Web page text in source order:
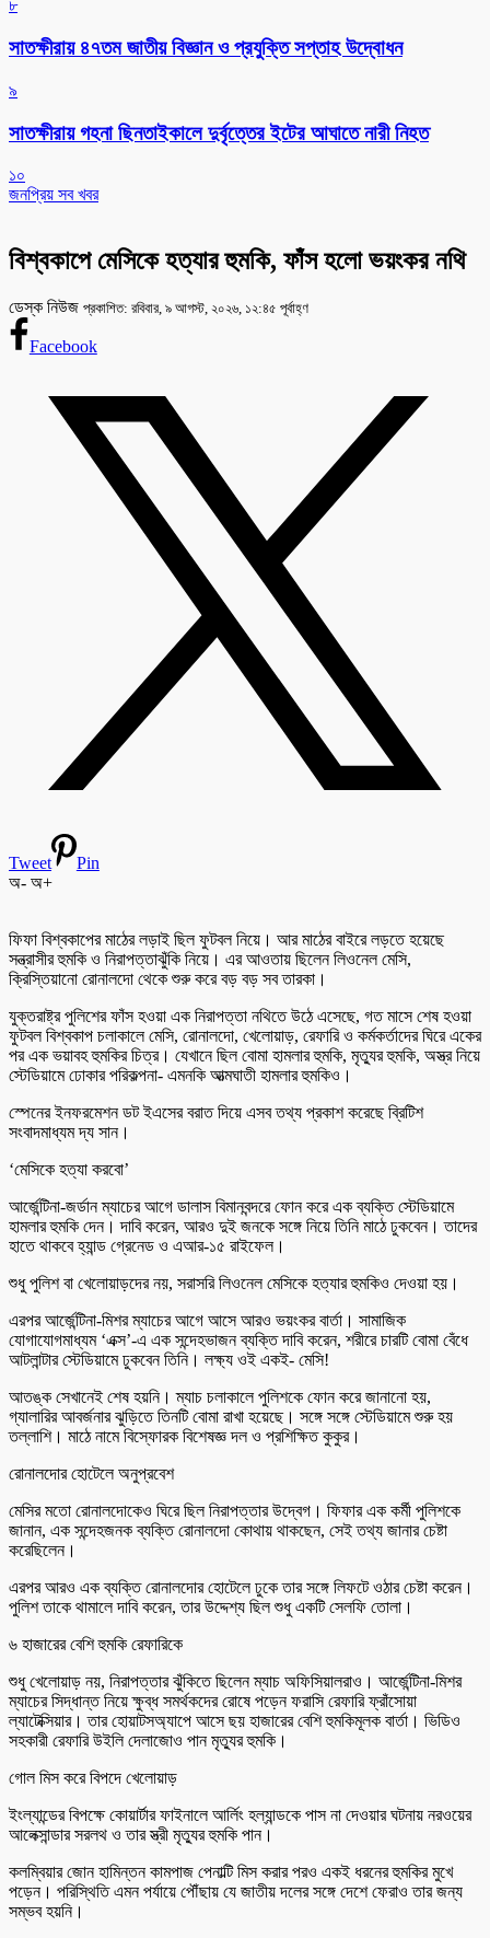
৮
সাতক্ষীরায় ৪৭তম জাতীয় বিজ্ঞান ও প্রযুক্তি সপ্তাহ উদ্বোধন
৯
সাতক্ষীরায় গহনা ছিনতাইকালে দুর্বৃত্তের ইটের আঘাতে নারী নিহত
১০
জনপ্রিয় সব খবর
বিশ্বকাপে মেসিকে হত্যার হুমকি, ফাঁস হলো ভয়ংকর নথি
ডেস্ক নিউজ প্রকাশিত: রবিবার, ৯ আগস্ট, ২০২৬, ১২:৪৫ পূর্বাহ্ণ
Facebook
Tweet
Pin
অ- অ+
ফিফা বিশ্বকাপের মাঠের লড়াই ছিল ফুটবল নিয়ে। আর মাঠের বাইরে লড়তে হয়েছে
সন্ত্রাসীর হুমকি ও নিরাপত্তাঝুঁকি নিয়ে। এর আওতায় ছিলেন লিওনেল মেসি,
ক্রিস্তিয়ানো রোনালদো থেকে শুরু করে বড় বড় সব তারকা।
যুক্তরাষ্ট্র পুলিশের ফাঁস হওয়া এক নিরাপত্তা নথিতে উঠে এসেছে, গত মাসে শেষ হওয়া
ফুটবল বিশ্বকাপ চলাকালে মেসি, রোনালদো, খেলোয়াড়, রেফারি ও কর্মকর্তাদের ঘিরে একের
পর এক ভয়াবহ হুমকির চিত্র। যেখানে ছিল বোমা হামলার হুমকি, মৃত্যুর হুমকি, অস্ত্র নিয়ে
স্টেডিয়ামে ঢোকার পরিকল্পনা- এমনকি আত্মঘাতী হামলার হুমকিও।
স্পেনের ইনফরমেশন ডট ইএসের বরাত দিয়ে এসব তথ্য প্রকাশ করেছে ব্রিটিশ
সংবাদমাধ্যম দ্য সান।
‘মেসিকে হত্যা করবো’
আর্জেন্টিনা-জর্ডান ম্যাচের আগে ডালাস বিমানবন্দরে ফোন করে এক ব্যক্তি স্টেডিয়ামে
হামলার হুমকি দেন। দাবি করেন, আরও দুই জনকে সঙ্গে নিয়ে তিনি মাঠে ঢুকবেন। তাদের
হাতে থাকবে হ্যান্ড গ্রেনেড ও এআর-১৫ রাইফেল।
শুধু পুলিশ বা খেলোয়াড়দের নয়, সরাসরি লিওনেল মেসিকে হত্যার হুমকিও দেওয়া হয়।
এরপর আর্জেন্টিনা-মিশর ম্যাচের আগে আসে আরও ভয়ংকর বার্তা। সামাজিক
যোগাযোগমাধ্যম ‘এক্স’-এ এক সন্দেহভাজন ব্যক্তি দাবি করেন, শরীরে চারটি বোমা বেঁধে
আটলান্টার স্টেডিয়ামে ঢুকবেন তিনি। লক্ষ্য ওই একই- মেসি!
আতঙ্ক সেখানেই শেষ হয়নি। ম্যাচ চলাকালে পুলিশকে ফোন করে জানানো হয়,
গ্যালারির আবর্জনার ঝুড়িতে তিনটি বোমা রাখা হয়েছে। সঙ্গে সঙ্গে স্টেডিয়ামে শুরু হয়
তল্লাশি। মাঠে নামে বিস্ফোরক বিশেষজ্ঞ দল ও প্রশিক্ষিত কুকুর।
রোনালদোর হোটেলে অনুপ্রবেশ
মেসির মতো রোনালদোকেও ঘিরে ছিল নিরাপত্তার উদ্বেগ। ফিফার এক কর্মী পুলিশকে
জানান, এক সন্দেহজনক ব্যক্তি রোনালদো কোথায় থাকছেন, সেই তথ্য জানার চেষ্টা
করেছিলেন।
এরপর আরও এক ব্যক্তি রোনালদোর হোটেলে ঢুকে তার সঙ্গে লিফটে ওঠার চেষ্টা করেন।
পুলিশ তাকে থামালে দাবি করেন, তার উদ্দেশ্য ছিল শুধু একটি সেলফি তোলা।
৬ হাজারের বেশি হুমকি রেফারিকে
শুধু খেলোয়াড় নয়, নিরাপত্তার ঝুঁকিতে ছিলেন ম্যাচ অফিসিয়ালরাও। আর্জেন্টিনা-মিশর
ম্যাচের সিদ্ধান্ত নিয়ে ক্ষুব্ধ সমর্থকদের রোষে পড়েন ফরাসি রেফারি ফ্রাঁসোয়া
ল্যাটেক্সিয়ার। তার হোয়াটসঅ্যাপে আসে ছয় হাজারের বেশি হুমকিমূলক বার্তা। ভিডিও
সহকারী রেফারি উইলি দেলাজোও পান মৃত্যুর হুমকি।
গোল মিস করে বিপদে খেলোয়াড়
ইংল্যান্ডের বিপক্ষে কোয়ার্টার ফাইনালে আর্লিং হল্যান্ডকে পাস না দেওয়ার ঘটনায় নরওয়ের
আলেক্সান্ডার সরলথ ও তার স্ত্রী মৃত্যুর হুমকি পান।
কলম্বিয়ার জোন হামিন্তন কামপাজ পেনাল্টি মিস করার পরও একই ধরনের হুমকির মুখে
পড়েন। পরিস্থিতি এমন পর্যায়ে পৌঁছায় যে জাতীয় দলের সঙ্গে দেশে ফেরাও তার জন্য
সম্ভব হয়নি।